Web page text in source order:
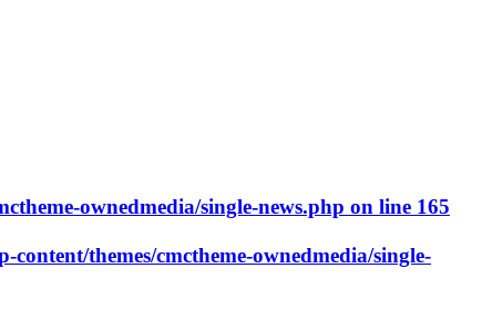
ownedmedia/single-news.php on line 165
themes/cmctheme-ownedmedia/single-